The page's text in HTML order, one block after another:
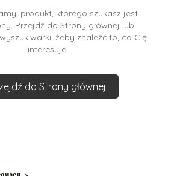
produkt, którego szukasz jest
Przejdź do Strony głównej lub
żeby znaleźć to, co Cię
interesuje.
do Strony głównej